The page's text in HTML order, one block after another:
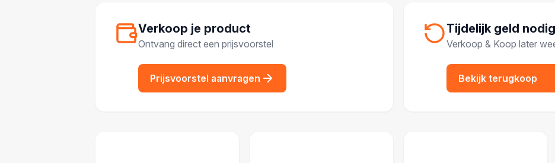
Verkoop je product
Ontvang direct een prijsvoorstel
Prijsvoorstel aanvragen
Tijdelijk geld
Verkoop & Koop later
Bekijk terugkoop